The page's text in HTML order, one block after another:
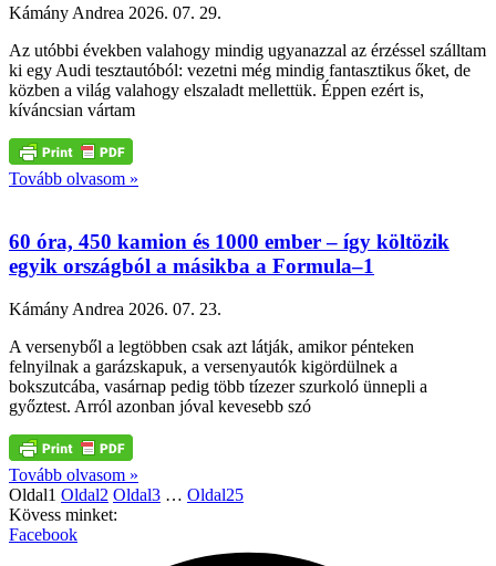
Kámány Andrea 2026. 07. 29.
Az utóbbi években valahogy mindig ugyanazzal az érzéssel szálltam
ki egy Audi tesztautóból: vezetni még mindig fantasztikus őket, de
közben a világ valahogy elszaladt mellettük. Éppen ezért is,
kíváncsian vártam
Tovább olvasom »
60 óra, 450 kamion és 1000 ember – így költözik
egyik országból a másikba a Formula–1
Kámány Andrea 2026. 07. 23.
A versenyből a legtöbben csak azt látják, amikor pénteken
felnyilnak a garázskapuk, a versenyautók kigördülnek a
bokszutcába, vasárnap pedig több tízezer szurkoló ünnepli a
győztest. Arról azonban jóval kevesebb szó
Tovább olvasom »
Oldal1 Oldal2 Oldal3 … Oldal25
Kövess minket:
Facebook